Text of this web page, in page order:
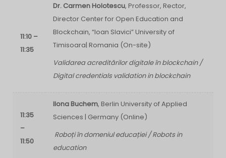
11:10 –
11:35
Dr. Carmen Holotescu, Professor, Rector,
Director Center for Open Education and
Blockchain, “Ioan Slavici” University of
Timisoara| Romania (On-site)
Validarea acreditărilor digitale în blockchain /
Digital credentials validation in blockchain
11:35
–
11:50
Ilona Buchem, Berlin University of Applied
Sciences | Germany (Online)
Roboți în domeniul educației / Robots in
education